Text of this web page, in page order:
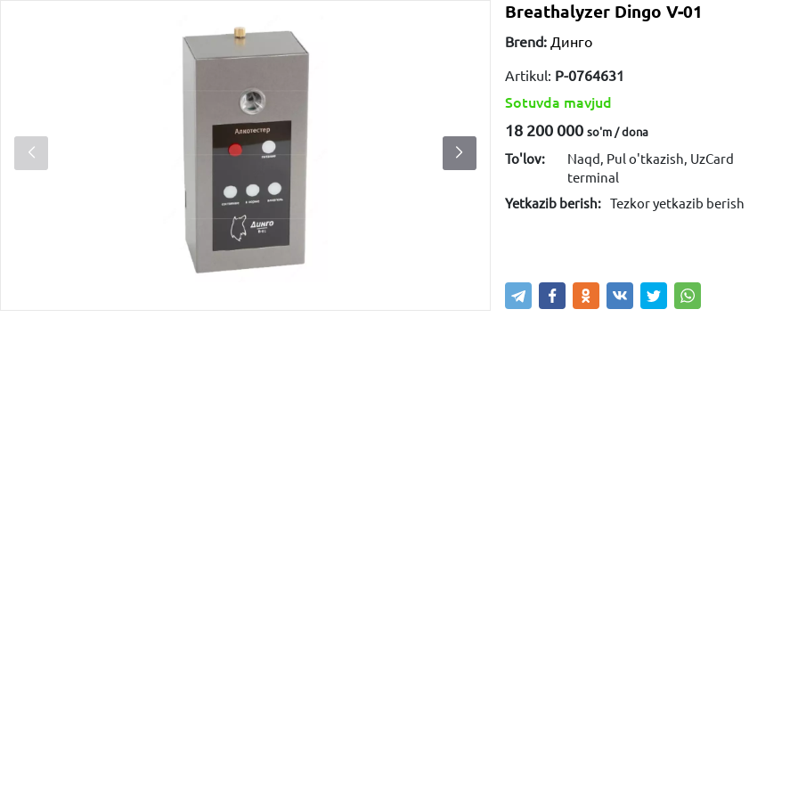
Breathalyzer Dingo V-01
Brend: Динго
Artikul: P-0764631
Sotuvda mavjud
18 200 000 so'm / dona
To'lov:
Naqd, Pul o'tkazish, UzCard
terminal
Yetkazib berish:
Tezkor yetkazib berish